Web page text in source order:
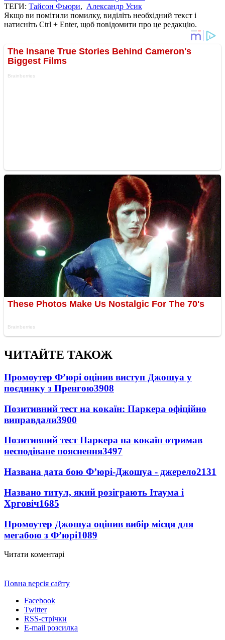
ТЕГИ: Тайсон Фьюри, Александр Усик
Якщо ви помітили помилку, виділіть необхідний текст і
натисніть Ctrl + Enter, щоб повідомити про це редакцію.
ЧИТАЙТЕ ТАКОЖ
Промоутер Ф’юрі оцінив виступ Джошуа у
поєдинку з Пренгою3908
Позитивний тест на кокаїн: Паркера офіційно
виправдали3900
Позитивний тест Паркера на кокаїн отримав
несподіване пояснення3497
Названа дата бою Ф’юрі-Джошуа - джерело2131
Названо титул, який розіграють Ітаума і
Хрговіч1685
Промоутер Джошуа оцінив вибір місця для
мегабою з Ф’юрі1089
Читати коментарі
Повна версія сайту
Facebook
Twitter
RSS-стрічки
E-mail розсилка